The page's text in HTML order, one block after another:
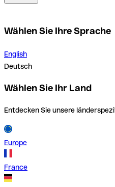
Wählen Sie Ihre Sprache
English
Deutsch
Wählen Sie Ihr Land
Entdecken Sie unsere
Europe
France